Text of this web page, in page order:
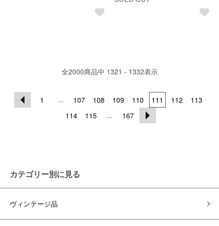
全2000商品中 1321 - 1332表示
1 ... 107 108 109 110 111 112
113
114
115 ... 167
カテゴリー別に見る
ヴィンテージ品